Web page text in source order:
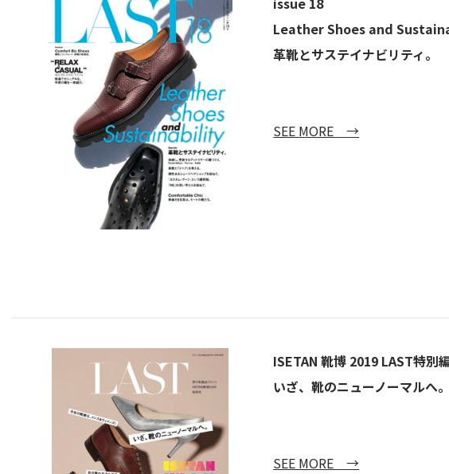
Leather Shoes and
革靴とサステイナビリティ。
SEE MORE →
ISETAN 靴博 2019 LAST特別
いざ、靴のニューノーマルへ
SEE MORE →